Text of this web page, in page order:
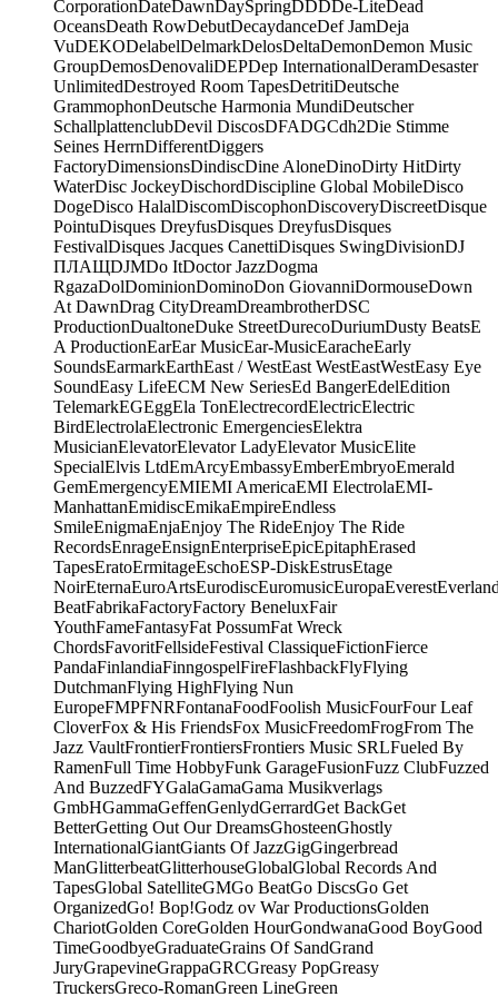
CorporationDateDawnDaySpringDDDDe-LiteDead
OceansDeath RowDebutDecaydanceDef JamDeja
VuDEKODelabelDelmarkDelosDeltaDemonDemon Music
GroupDemosDenovaliDEPDep InternationalDeramDesaster
UnlimitedDestroyed Room TapesDetritiDeutsche
GrammophonDeutsche Harmonia MundiDeutscher
SchallplattenclubDevil DiscosDFADGCdh2Die Stimme
Seines HerrnDifferentDiggers
FactoryDimensionsDindiscDine AloneDinoDirty HitDirty
WaterDisc JockeyDischordDiscipline Global MobileDisco
DogeDisco HalalDiscomDiscophonDiscoveryDiscreetDisque
PointuDisques DreyfusDisques DreyfusDisques
FestivalDisques Jacques CanettiDisques SwingDivisionDJ
ПЛАЩDJMDo ItDoctor JazzDogma
RgazaDolDominionDominoDon GiovanniDormouseDown
At DawnDrag CityDreamDreambrotherDSC
ProductionDualtoneDuke StreetDurecoDuriumDusty BeatsE
A ProductionEarEar MusicEar-MusicEaracheEarly
SoundsEarmarkEarthEast / WestEast WestEastWestEasy Eye
SoundEasy LifeECM New SeriesEd BangerEdelEdition
TelemarkEGEggEla TonElectrecordElectricElectric
BirdElectrolaElectronic EmergenciesElektra
MusicianElevatorElevator LadyElevator MusicElite
SpecialElvis LtdEmArcyEmbassyEmberEmbryoEmerald
GemEmergencyEMIEMI AmericaEMI ElectrolaEMI-
ManhattanEmidiscEmikaEmpireEndless
SmileEnigmaEnjaEnjoy The RideEnjoy The Ride
RecordsEnrageEnsignEnterpriseEpicEpitaphErased
TapesEratoErmitageEschoESP-DiskEstrusEtage
NoirEternaEuroArtsEurodiscEuromusicEuropaEverest
BeatFabrikaFactoryFactory BeneluxFair
YouthFameFantasyFat PossumFat Wreck
ChordsFavoritFellsideFestival ClassiqueFictionFierce
PandaFinlandiaFinngospelFireFlashbackFlyFlying
DutchmanFlying HighFlying Nun
EuropeFMPFNRFontanaFoodFoolish MusicFourFour Leaf
CloverFox & His FriendsFox MusicFreedomFrogFrom The
Jazz VaultFrontierFrontiersFrontiers Music SRLFueled By
RamenFull Time HobbyFunk GarageFusionFuzz ClubFuzzed
And BuzzedFYGalaGamaGama Musikverlags
GmbHGammaGeffenGenlydGerrardGet BackGet
BetterGetting Out Our DreamsGhosteenGhostly
InternationalGiantGiants Of JazzGigGingerbread
ManGlitterbeatGlitterhouseGlobalGlobal Records And
TapesGlobal SatelliteGMGo BeatGo DiscsGo Get
OrganizedGo! Bop!Godz ov War ProductionsGolden
ChariotGolden CoreGolden HourGondwanaGood BoyGood
TimeGoodbyeGraduateGrains Of SandGrand
JuryGrapevineGrappaGRCGreasy PopGreasy
TruckersGreco-RomanGreen LineGreen